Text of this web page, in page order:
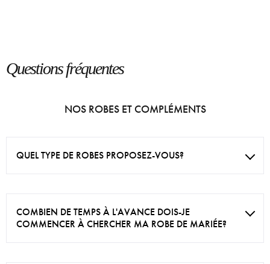
Questions fréquentes
NOS ROBES ET COMPLÉMENTS
QUEL TYPE DE ROBES PROPOSEZ-VOUS?
COMBIEN DE TEMPS À L'AVANCE DOIS-JE
COMMENCER À CHERCHER MA ROBE DE MARIÉE?